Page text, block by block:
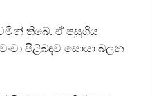
තිබේ. ඒ පසුගිය
පිළිබඳව සොයා බලන